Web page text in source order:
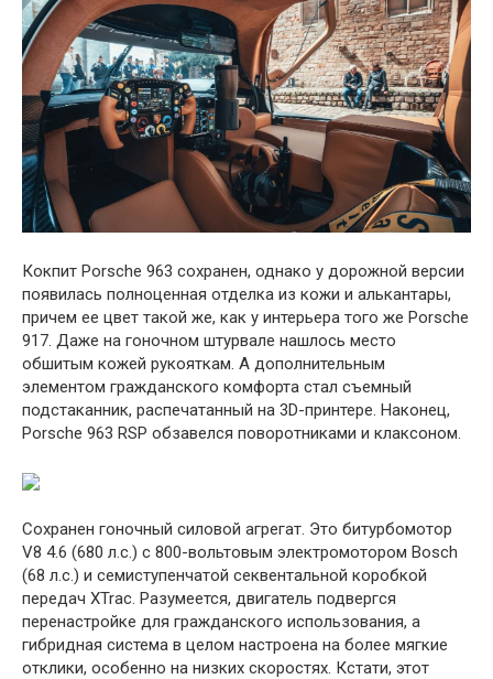
Кокпит Porsche 963 сохранен, однако у дорожной версии
появилась полноценная отделка из кожи и алькантары,
причем ее цвет такой же, как у интерьера того же Porsche
917. Даже на гоночном штурвале нашлось место
обшитым кожей рукояткам. А дополнительным
элементом гражданского комфорта стал съемный
подстаканник, распечатанный на 3D-принтере. Наконец,
Porsche 963 RSP обзавелся поворотниками и клаксоном.
Сохранен гоночный силовой агрегат. Это битурбомотор
V8 4.6 (680 л.с.) с 800-вольтовым электромотором Bosch
(68 л.с.) и семиступенчатой секвентальной коробкой
передач XTrac. Разумеется, двигатель подвергся
перенастройке для гражданского использования, а
гибридная система в целом настроена на более мягкие
отклики, особенно на низких скоростях. Кстати, этот